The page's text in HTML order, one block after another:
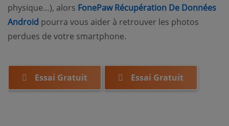
physique…), alors FonePaw Récupération De Données
Android pourra vous aider à retrouver les photos
perdues de votre smartphone.
Essai Gratuit Essai Gratuit